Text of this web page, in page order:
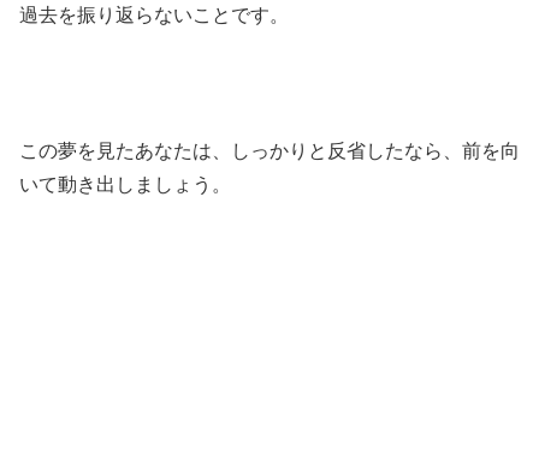
過去を振り返らないことです。
この夢を見たあなたは、しっかりと反省したなら、前を向
いて動き出しましょう。